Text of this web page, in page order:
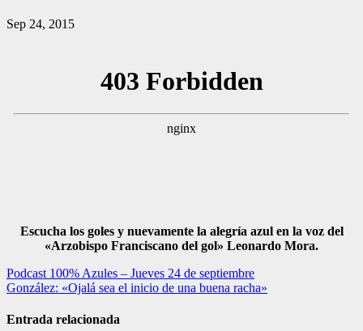
Sep 24, 2015
Escucha los goles y nuevamente la alegría azul en la voz del
«Arzobispo Franciscano del gol» Leonardo Mora.
Navegación
de
entradas
Podcast 100% Azules – Jueves 24 de septiembre
González: «Ojalá sea el inicio de una buena racha»
Entrada relacionada